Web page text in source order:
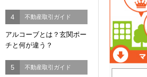
4 不動産取引ガイド
アルコーブとは？玄関ポー
チと何が違う？
5 不動産取引ガイド